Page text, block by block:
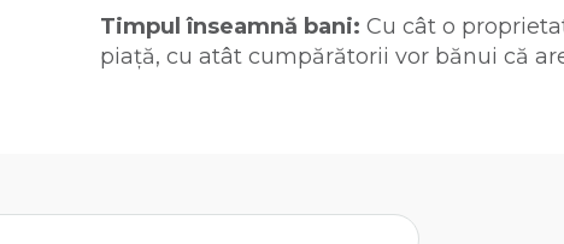
Timpul înseamnă bani: Cu cât o
piață, cu atât cumpărătorii vor bănui că